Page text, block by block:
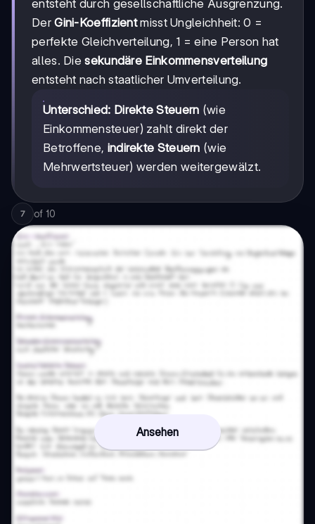
entsteht durch gesellschaftliche Ausgrenzung.
DerGini-Koeffizientmisst Ungleichheit: 0 =
perfekte Gleichverteilung, 1 = eine Person hat
alles. Diesekundäre Einkommensverteilung
entsteht nach staatlicher Umverteilung.
Unterschied: Direkte Steuern (wie
Einkommensteuer) zahlt direkt der
Betroffene, indirekte Steuern (wie
Mehrwertsteuer) werden weitergewälzt.
7 of 10
Ansehen